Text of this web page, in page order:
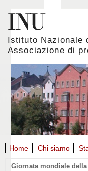
Istituto Nazionale
Associazione di
Home Chi siamo
Giornata mondiale